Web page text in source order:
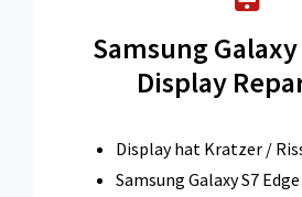
Samsung Galaxy
Display
Display hat Kratzer /
Samsung Galaxy S7